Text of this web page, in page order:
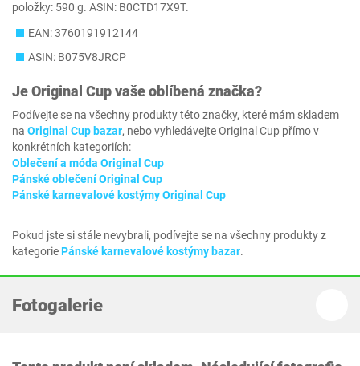
položky: ‎590 g. ASIN: B0CTD17X9T.
EAN: 3760191912144
ASIN: B075V8JRCP
JeOriginal Cupvaše oblíbená značka?
Podívejte se na všechny produkty této značky, které mám skladem
na Original Cup bazar, nebo vyhledávejte Original Cup přímo v
konkrétních kategoriích:
Oblečení a móda Original Cup
Pánské oblečení Original Cup
Pánské karnevalové kostýmy Original Cup
Pokud jste si stále nevybrali, podívejte se na všechny produkty z
kategoriePánské karnevalové kostýmy bazar.
Fotogalerie